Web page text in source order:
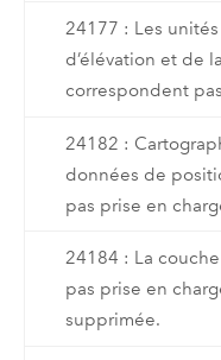
24177 : Les
d’élévation et de
correspondent pas
24182 :
données de
pas prise en
24184 : La
pas prise en
supprimée.